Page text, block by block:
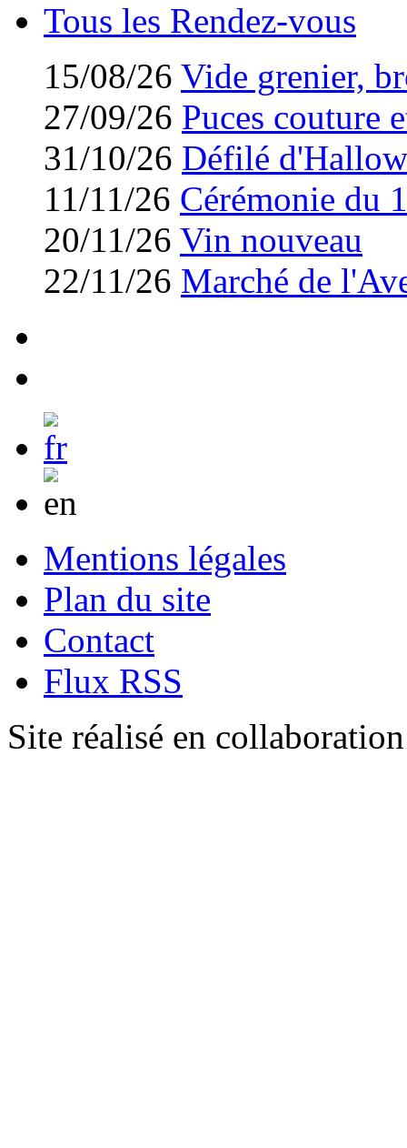
Tous les Rendez-vous
15/08/26 Vide grenier,
27/09/26 Puces couture
31/10/26 Défilé
11/11/26 Cérémonie du
20/11/26 Vin nouveau
22/11/26 Marché de
Mentions légales
Plan du site
Contact
Flux RSS
Site réalisé en